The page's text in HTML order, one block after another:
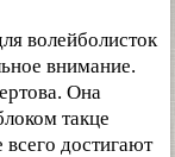
волейболисток
внимание.
Она
такце
достигают